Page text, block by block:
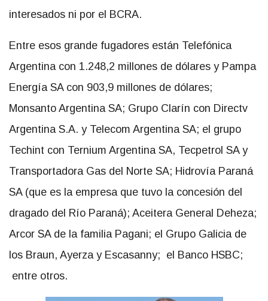
interesados ni por el BCRA.
Entre esos grande fugadores están Telefónica
Argentina con 1.248,2 millones de dólares y Pampa
Energía SA con 903,9 millones de dólares;
Monsanto Argentina SA; Grupo Clarín con Directv
Argentina S.A. y Telecom Argentina SA; el grupo
Techint con Ternium Argentina SA, Tecpetrol SA y
Transportadora Gas del Norte SA; Hidrovía Paraná
SA (que es la empresa que tuvo la concesión del
dragado del Río Paraná); Aceitera General Deheza;
Arcor SA de la familia Pagani; el Grupo Galicia de
los Braun, Ayerza y Escasanny; el Banco HSBC;
entre otros.